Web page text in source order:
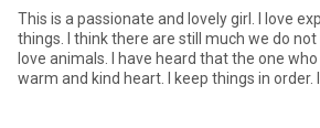
This is a passionate and lovely girl. I love
things. I think there are still much we do not
love animals. I have heard that the one
warm and kind heart. I keep things in order. I